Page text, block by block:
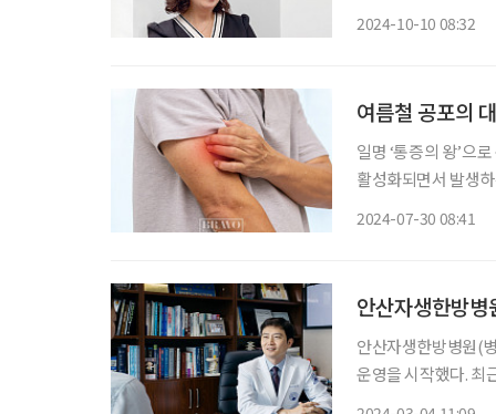
2024-10-10 08:32
여름철 공포의
일명 ‘통증의 왕’으
활성화되면서 발생
2024-07-30 08:41
안산자생한방
안산자생한방병원(
운영을 시작했다. 최